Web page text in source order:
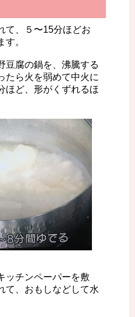
て、５〜15分ほどお
。
豆腐の鍋を、沸騰する
たら火を弱めて中火に
ほど、形がくずれるほ
ッチンペーパーを敷
て、おもしなどして水